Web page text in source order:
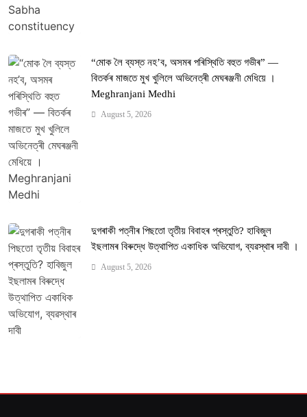
“মোক লৈ ব্যস্ত নহ’ব, অসমৰ পৰিস্থিতি বহুত গভীৰ” —
বিতৰ্কৰ মাজতে মুখ খুলিলে অভিনেত্ৰী মেঘৰঞ্জনী মেধিয়ে ।
Meghranjani Medhi
August 5, 2026
দুগৰাকী পত্নীৰ পিছতো তৃতীয় বিবাহৰ প্ৰস্তুতি? হাবিজুল
ইছলামৰ বিৰুদ্ধে উত্থাপিত একাধিক অভিযোগ, ব্যৱস্থাৰ দাবী ।
August 5, 2026